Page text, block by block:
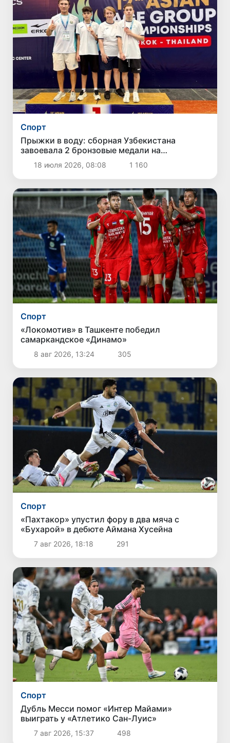
Спорт
Прыжки в воду: сборная Узбекистана
завоевала 2 бронзовые медали на
юношеском чемпионате Азии
18 июля 2026, 08:08 1 160
Спорт
«Локомотив» в Ташкенте победил
самаркандское «Динамо»
8 авг 2026, 13:24 305
Спорт
«Пахтакор» упустил фору в два мяча с
«Бухарой» в дебюте Аймана Хусейна
7 авг 2026, 18:18 291
Спорт
Дубль Месси помог «Интер Майами»
выиграть у «Атлетико Сан-Луис»
7 авг 2026, 15:37 498